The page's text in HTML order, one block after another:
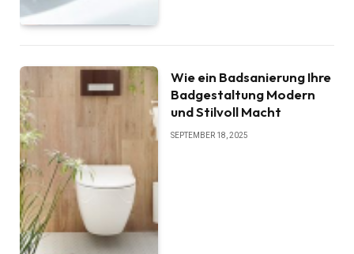
Wie ein Badsanierung Ihre
Badgestaltung Modern
und Stilvoll Macht
SEPTEMBER 18, 2025